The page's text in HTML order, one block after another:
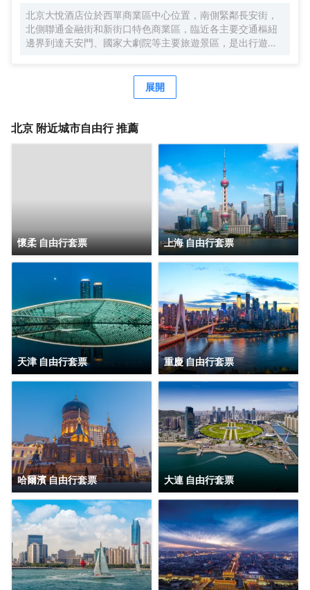
北京大悅酒店位於西單商業區中心位置，南側緊鄰長安街，
北側聯通金融街和新街口特色商業區，臨近各主要交通樞紐
邊界到達天安門、國家大劇院等主要旅遊景區，是出行遊玩
酒店在中糧品牌家族的盛譽之下孕育而出，與西單大悅城同
屬一個城市綜合體，周邊生活配套齊全，吃喝玩購一站式解
酒店可盡情暢享歡樂時光！
氣的裝修風格，讓客人在商旅之餘，享受溫馨舒適的居住環
境；同時還有19種主題定製房型可供挑選，入住主題客房感
酒店內配套設施完善，爲差旅精英客們提供舒適便利的辦公
環境，讓社交具有更多可能性；TONG POWER運動生活館
與Parksquare 園庭高端餐廳亦可精緻您的差旅時光。
展開
北京 附近城市自由行 推薦
懷柔 自由行套票 上海 自由行套票
天津 自由行套票 重慶 自由行套票
哈爾濱 自由行套票 大連 自由行套票